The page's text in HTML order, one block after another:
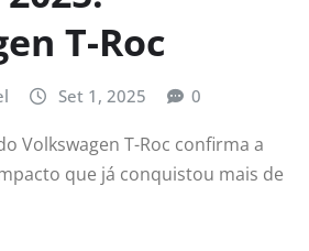
T-Roc
Set 1, 2025 0
Volkswagen T-Roc confirma a
que já conquistou mais de